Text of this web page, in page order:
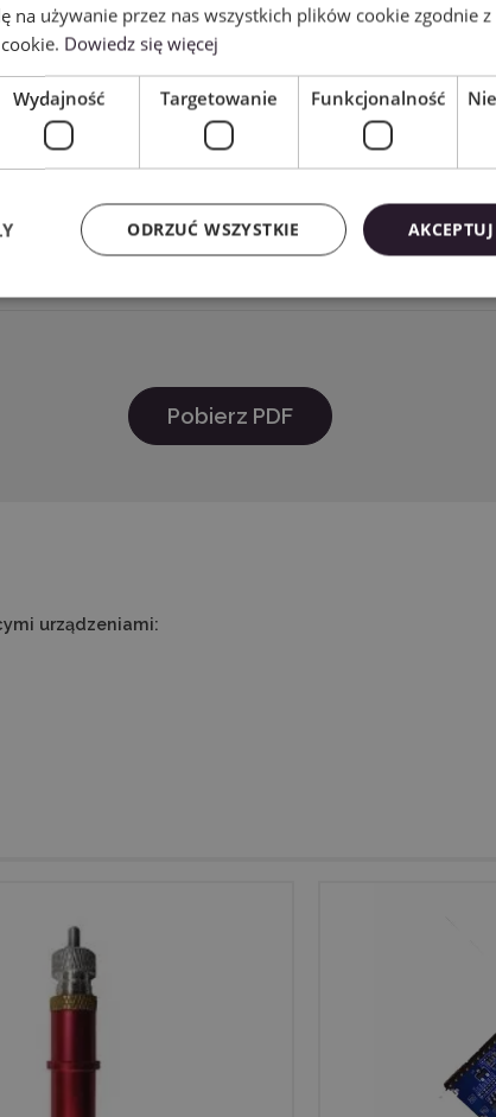
CO.,LTD. Address: Building C, XinHang Technology
China Email:info@sky-cut.com Mobile:
11 40-750 Katowice NIP 9542821471 tel: +48 32 441 28
Pobierz PDF
urządzeniami:
na używanie przez nas wszystkich plików cookie zgodnie
Dowiedz się więcej
Wydajność Targetowanie Funkcjonalność
ODRZUĆ WSZYSTKIE